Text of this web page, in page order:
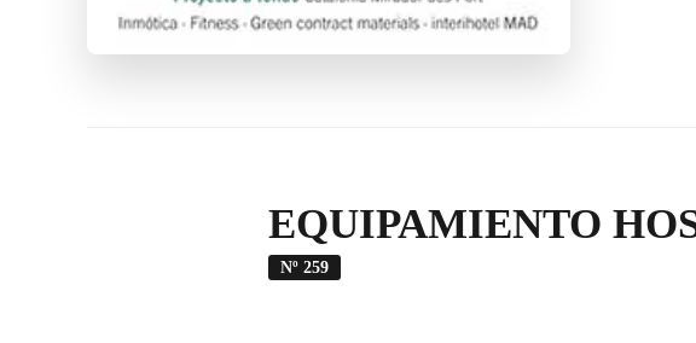
EQUIPAMIENTO
Nº 259